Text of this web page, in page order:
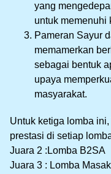
yang
untuk memenuhi
Pameran Sayur
memamerkan
sebagai bentuk
upaya
masyarakat.
Untuk ketiga lomba
prestasi di setiap
Juara 2 :Lomba B2SA
Juara 3 : Lomba